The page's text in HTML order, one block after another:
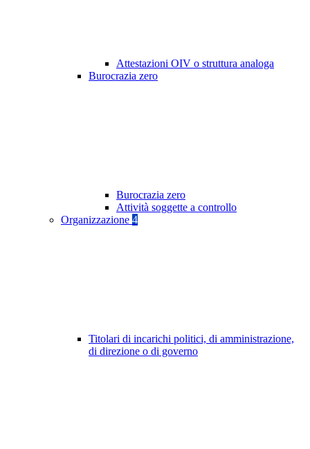
Attestazioni OIV o struttura analoga
Burocrazia zero
Burocrazia zero
Attività soggette a controllo
Organizzazione 4
Titolari di incarichi politici, di amministrazione,
di direzione o di governo